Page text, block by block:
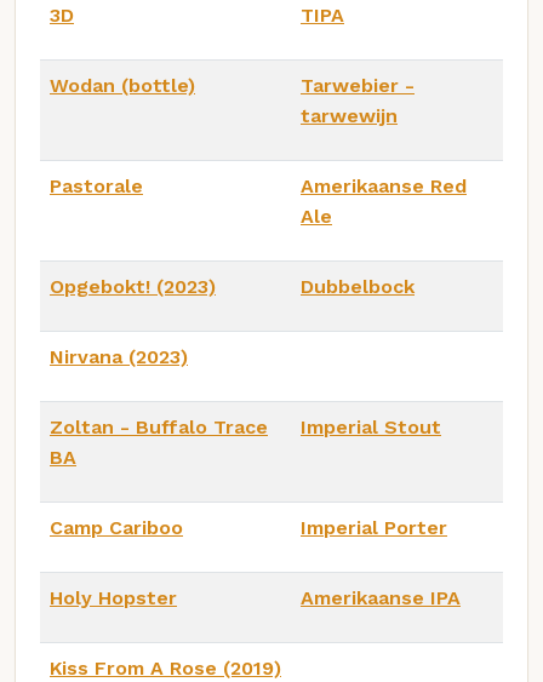
3D TIPA
Wodan (bottle)
Tarwebier -
tarwewijn
Pastorale
Amerikaanse Red
Ale
Opgebokt! (2023) Dubbelbock
Nirvana (2023)
Zoltan - Buffalo Trace
BA
Imperial Stout
Camp Cariboo Imperial Porter
Holy Hopster Amerikaanse IPA
Kiss From A Rose (2019)